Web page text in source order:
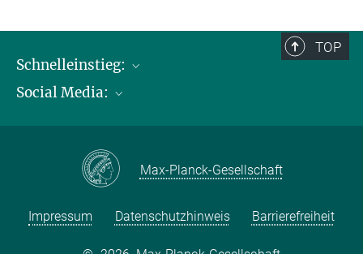
TOP
Schnelleinstieg:
Publikationen
Kontakt und Anfahrtsbeschreibung
Social Media:
Max-Planck-Gesellschaft
Impressum Datenschutzhinweis Barrierefreiheit